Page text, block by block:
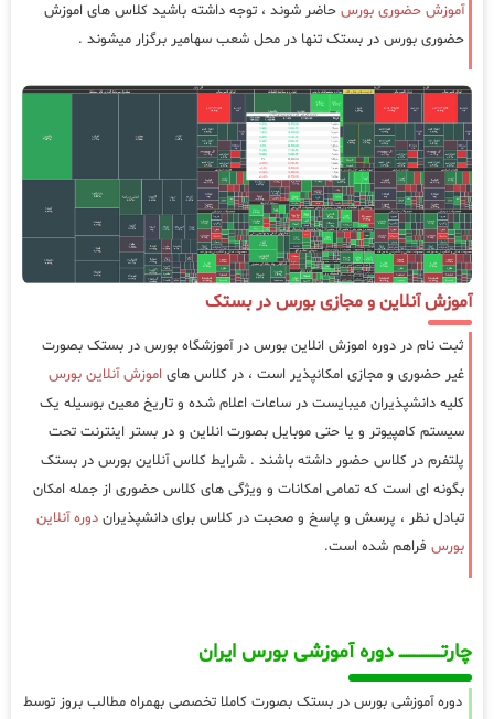
آموزش حضوری بورس حاضر شوند ، توجه داشته باشید کلاس های اموزش
حضوری بورس در بستک تنها در محل شعب سهامیر برگزار میشوند .
آموزش آنلاین و مجازی بورس در بستک
ثبت نام در دوره اموزش انلاین بورس در آموزشگاه بورس در بستک بصورت
غیر حضوری و مجازی امکانپذیر است ، در کلاس های اموزش آنلاین بورس
کلیه دانشپذیران میبایست در ساعات اعلام شده و تاریخ معین بوسیله یک
سیستم کامپیوتر و یا حتی موبایل بصورت انلاین و در بستر اینترنت تحت
پلتفرم در کلاس حضور داشته باشند . شرایط کلاس آنلاین بورس در بستک
بگونه ای است که تمامی امکانات و ویژگی های کلاس حضوری از جمله امکان
تبادل نظر ، پرسش و پاسخ و صحبت در کلاس برای دانشپذیران دوره آنلاین
بورس فراهم شده است.
چارتـــــــــــــــــــ دوره آموزشی بورس ایران
دوره آموزشی بورس در بستک بصورت کاملا تخصصی بهمراه مطالب بروز توسط